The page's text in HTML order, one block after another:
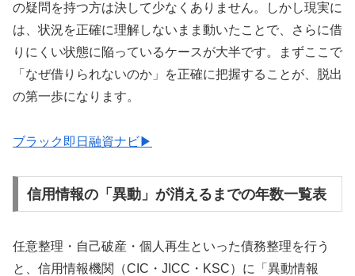
の疑問を持つ方は決して少なくありません。しかし現実に
は、状況を正確に理解しないまま動いたことで、さらに借
りにくい状態に陥っているケースが大半です。まずここで
「なぜ借りられないのか」を正確に把握することが、脱出
の第一歩になります。
ブラック即日融資ナビ▶
信用情報の「異動」が消えるまでの年数一覧表
任意整理・自己破産・個人再生といった債務整理を行う
と、信用情報機関（CIC・JICC・KSC）に「異動情報